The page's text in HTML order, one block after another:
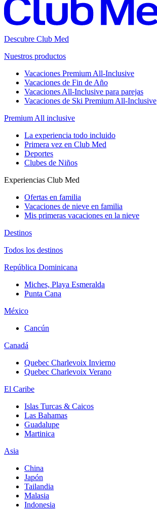
Descubre Club Med
Nuestros productos
Vacaciones Premium All-Inclusive
Vacaciones de Fin de Año
Vacaciones All-Inclusive para parejas
Vacaciones de Ski Premium All-Inclusive
Premium All inclusive
La experiencia todo incluido
Primera vez en Club Med
Deportes
Clubes de Niños
Experiencias Club Med
Ofertas en familia
Vacaciones de nieve en familia
Mis primeras vacaciones en la nieve
Destinos
Todos los destinos
República Dominicana
Miches, Playa Esmeralda
Punta Cana
México
Cancún
Canadá
Quebec Charlevoix Invierno
Quebec Charlevoix Verano
El Caribe
Islas Turcas & Caicos
Las Bahamas
Guadalupe
Martinica
Asia
China
Japón
Tailandia
Malasia
Indonesia